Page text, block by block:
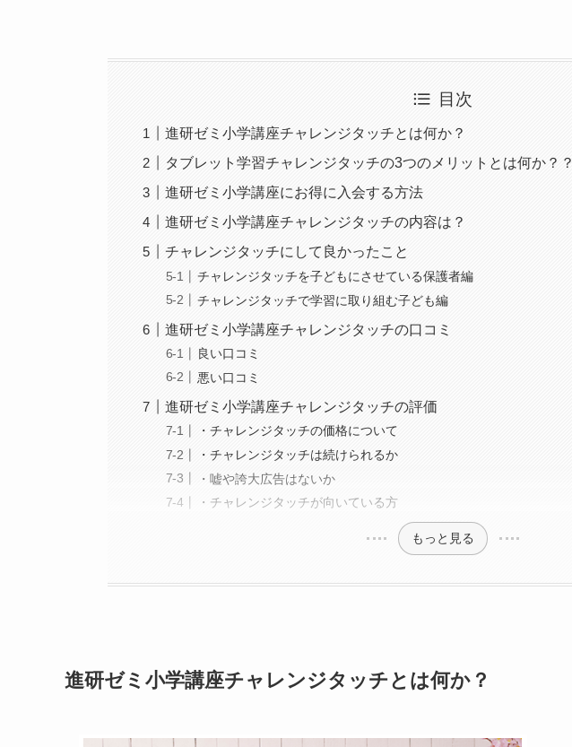
目次
進研ゼミ小学講座チャレンジタッチとは何か？
タブレット学習チャレンジタッチの3つのメリットとは何か？？
進研ゼミ小学講座にお得に入会する方法
進研ゼミ小学講座チャレンジタッチの内容は？
チャレンジタッチにして良かったこと
チャレンジタッチを子どもにさせている保護者編
チャレンジタッチで学習に取り組む子ども編
進研ゼミ小学講座チャレンジタッチの口コミ
良い口コミ
悪い口コミ
進研ゼミ小学講座チャレンジタッチの評価
・チャレンジタッチの価格について
・チャレンジタッチは続けられるか
・嘘や誇大広告はないか
・チャレンジタッチが向いている方
もっと見る
進研ゼミ小学講座チャレンジタッチとは何か？